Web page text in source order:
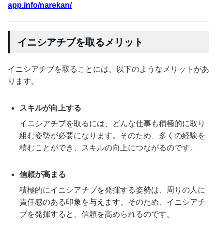
app.info/narekan/
イニシアチブを取るメリット
イニシアチブを取ることには、以下のようなメリットがあ
ります。
スキルが向上する
イニシアチブを取るには、どんな仕事も積極的に取り
組む姿勢が必要になります。そのため、多くの経験を
積むことができ、スキルの向上につながるのです。
信頼が高まる
積極的にイニシアチブを発揮する姿勢は、周りの人に
責任感のある印象を与えます。そのため、イニシアチ
ブを発揮すると、信頼を高められるのです。